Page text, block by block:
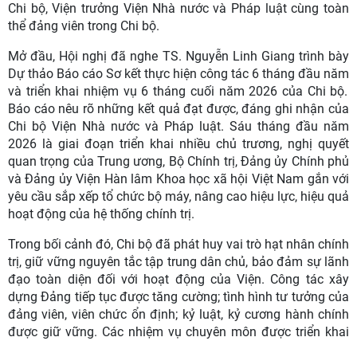
Chi bộ, Viện trưởng Viện Nhà nước và Pháp luậtcùng toàn
thể đảng viên trong Chi bộ.
Mở đầu, Hội nghị đã nghe TS. Nguyễn Linh Giang trình bày
Dự thảo Báo cáo Sơ kết thực hiện công tác 6 tháng đầu năm
và triển khai nhiệm vụ 6 tháng cuối năm 2026 của Chi bộ.
Báo cáo nêu rõ những kết quả đạt được, đáng ghi nhận của
Chi bộ Viện Nhà nước và Pháp luật. Sáu tháng đầu năm
2026 là giai đoạn triển khai nhiều chủ trương, nghị quyết
quan trọng của Trung ương, Bộ Chính trị, Đảng ủy Chính phủ
và Đảng ủy Viện Hàn lâm Khoa học xã hội Việt Nam gắn với
yêu cầu sắp xếp tổ chức bộ máy, nâng cao hiệu lực, hiệu quả
hoạt động của hệ thống chính trị.
Trong bối cảnh đó, Chi bộ đã phát huy vai trò hạt nhân chính
trị, giữ vững nguyên tắc tập trung dân chủ, bảo đảm sự lãnh
đạo toàn diện đối với hoạt động của Viện. Công tác xây
dựng Đảng tiếp tục được tăng cường; tình hình tư tưởng của
đảng viên, viên chức ổn định; kỷ luật, kỷ cương hành chính
được giữ vững. Các nhiệm vụ chuyên môn được triển khai